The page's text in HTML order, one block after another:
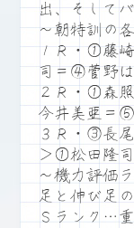
出、そして
～朝特訓の
１Ｒ・①藤
司＝④菅野
２Ｒ・①森
今井美亜＝
３Ｒ・③長
＞①松田隆
～機力評価
足と伸び足
Ｓランク…